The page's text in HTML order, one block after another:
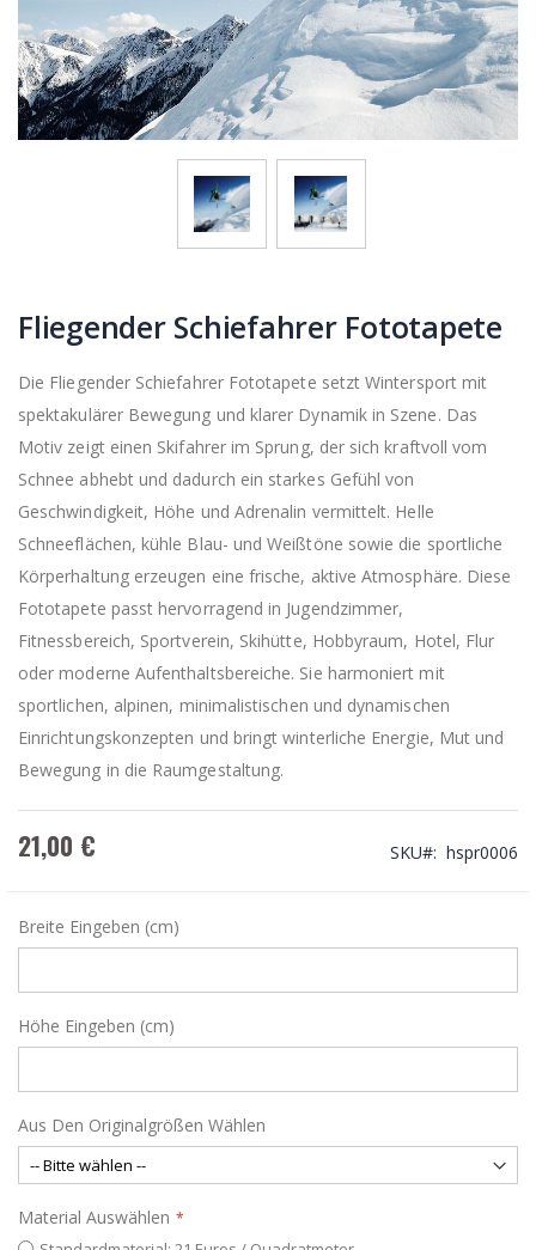
Fliegender Schiefahrer Fototapete
Die Fliegender Schiefahrer Fototapete setzt Wintersport mit
spektakulärer Bewegung und klarer Dynamik in Szene. Das
Motiv zeigt einen Skifahrer im Sprung, der sich kraftvoll vom
Schnee abhebt und dadurch ein starkes Gefühl von
Geschwindigkeit, Höhe und Adrenalin vermittelt. Helle
Schneeflächen, kühle Blau- und Weißtöne sowie die sportliche
Körperhaltung erzeugen eine frische, aktive Atmosphäre. Diese
Fototapete passt hervorragend in Jugendzimmer,
Fitnessbereich, Sportverein, Skihütte, Hobbyraum, Hotel, Flur
oder moderne Aufenthaltsbereiche. Sie harmoniert mit
sportlichen, alpinen, minimalistischen und dynamischen
Einrichtungskonzepten und bringt winterliche Energie, Mut und
Bewegung in die Raumgestaltung.
21,00 € SKU hspr0006
Breite Eingeben (cm)
Höhe Eingeben (cm)
Aus Den Originalgrößen Wählen
Material Auswählen